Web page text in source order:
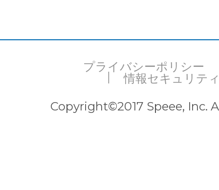
EVENT
プライバシーポリシー
情報セキュリテ
Copyright©2017 Speee, Inc.